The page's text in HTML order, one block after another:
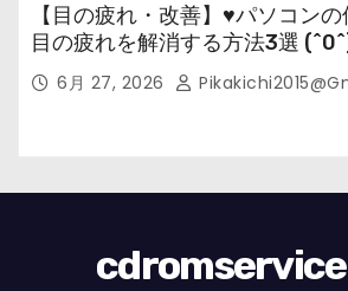
【目の疲れ・改善】♥パソコン
目の疲れを解消する方法3選
市の女性・美容鍼灸・整体師が
6月 27, 2026